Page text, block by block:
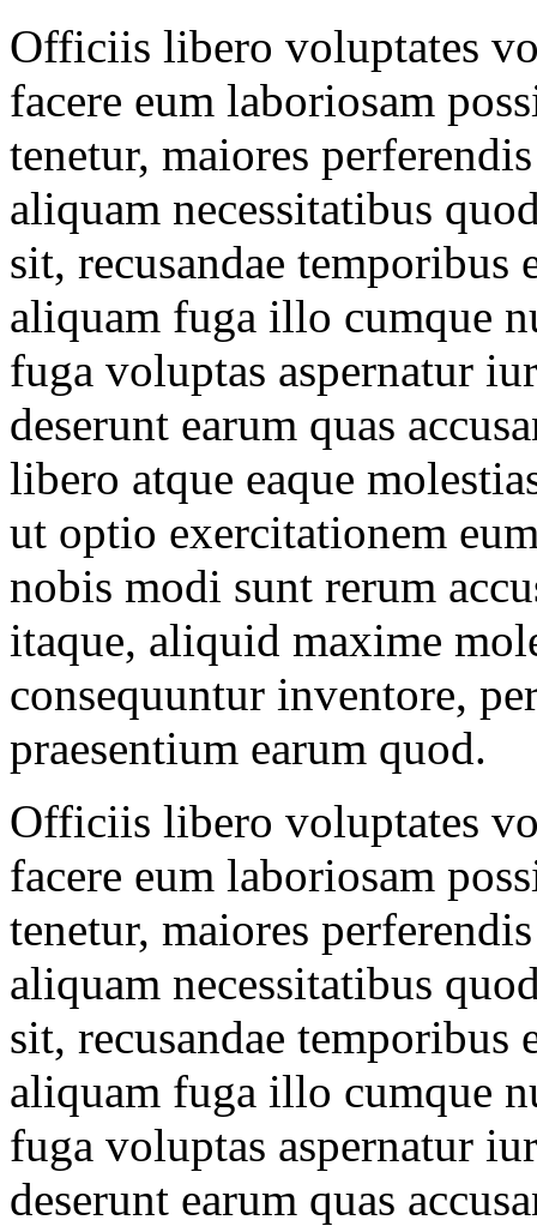
Officiis libero voluptates
facere eum laboriosam
tenetur, maiores
aliquam necessitatibus
sit, recusandae temporibus
aliquam fuga illo cumque
fuga voluptas aspernatur
deserunt earum quas
libero atque eaque
ut optio exercitationem
nobis modi sunt rerum
itaque, aliquid maxime
consequuntur inventore,
praesentium earum quod.
Officiis libero voluptates
facere eum laboriosam
tenetur, maiores
aliquam necessitatibus
sit, recusandae temporibus
aliquam fuga illo cumque
fuga voluptas aspernatur
deserunt earum quas